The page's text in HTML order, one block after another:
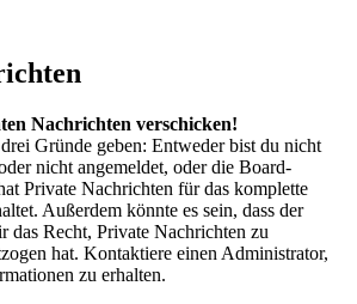
Nachrichten verschicken!
Gründe geben: Entweder bist du nicht
nicht angemeldet, oder die Board-
Private Nachrichten für das komplette
Außerdem könnte es sein, dass der
das Recht, Private Nachrichten zu
hat. Kontaktiere einen Administrator,
zu erhalten.